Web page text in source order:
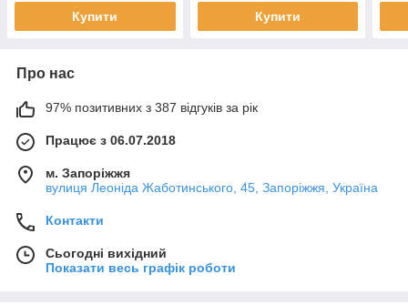
Купити Купити
Про нас
97% позитивних з 387 відгуків за рік
Працює з 06.07.2018
м. Запоріжжя
вулиця Леоніда Жаботинського, 45, Запоріжжя, Україна
Контакти
Сьогодні вихідний
Показати весь графік роботи